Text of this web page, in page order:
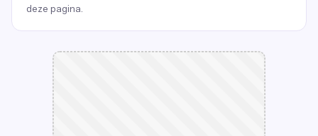
deze pagina.